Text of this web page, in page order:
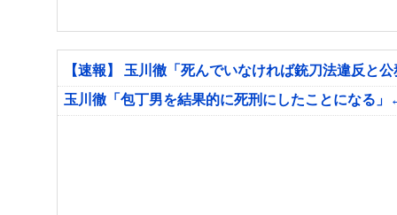
【速報】 玉川徹「死んでいなければ銃刀法違反と
玉川徹「包丁男を結果的に死刑にしたことになる